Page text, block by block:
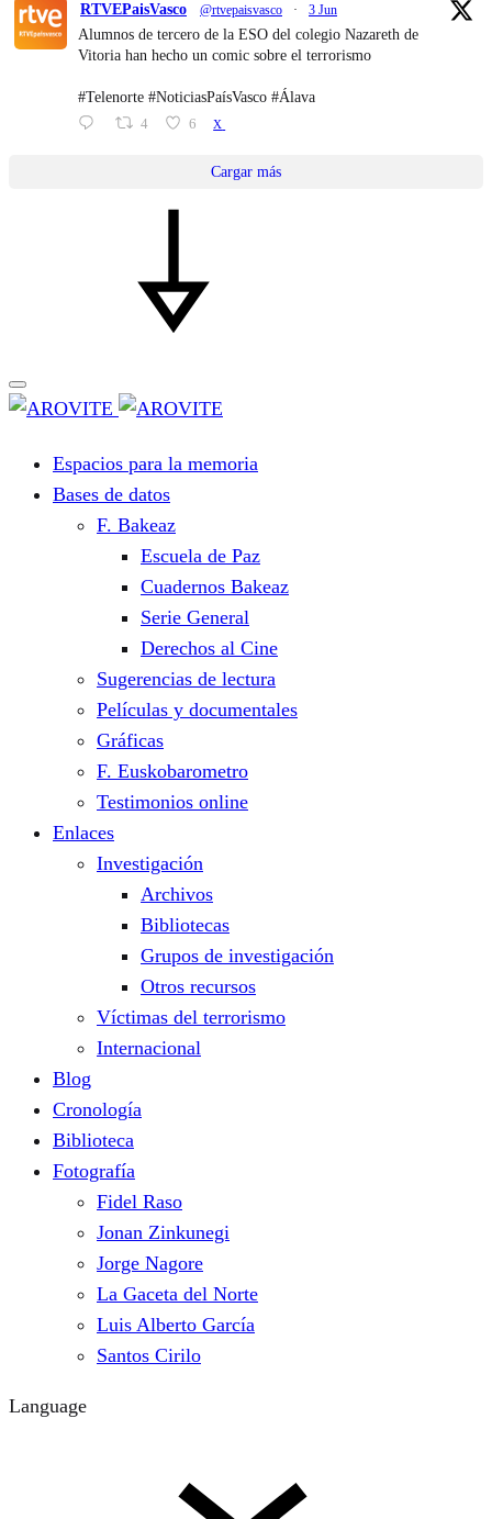
RTVEPaisVasco @rtvepaisvasco · 3 Jun
Alumnos de tercero de la ESO del colegio Nazareth de
Vitoria han hecho un comic sobre el terrorismo
#Telenorte #NoticiasPaísVasco #Álava
4 6 X
Cargar más
Espacios para la memoria
Bases de datos
F. Bakeaz
Escuela de Paz
Cuadernos Bakeaz
Serie General
Derechos al Cine
Sugerencias de lectura
Películas y documentales
Gráficas
F. Euskobarometro
Testimonios online
Enlaces
Investigación
Archivos
Bibliotecas
Grupos de investigación
Otros recursos
Víctimas del terrorismo
Internacional
Blog
Cronología
Biblioteca
Fotografía
Fidel Raso
Jonan Zinkunegi
Jorge Nagore
La Gaceta del Norte
Luis Alberto García
Santos Cirilo
Language